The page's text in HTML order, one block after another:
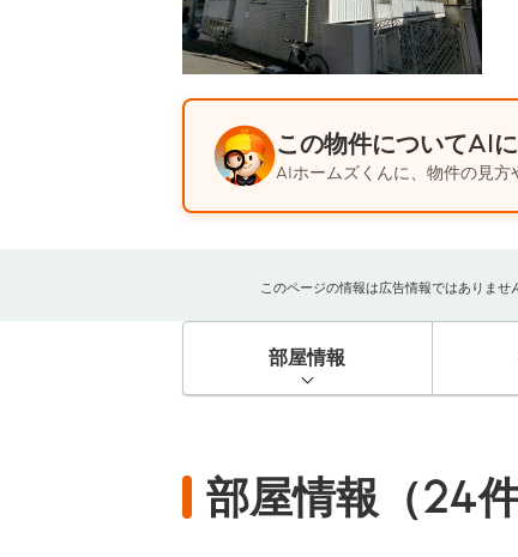
この物件についてAI
AIホームズくんに、物件の見方
このページの情報は広告情報ではありま
部屋情報
部屋情報（24件